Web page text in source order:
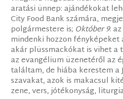
aratási ünnep: ajándékokat
City Food Bank számára,
polgármestere is; Október 9.
mindenki hozzon fényképeket
akár plüssmackókat is vihet a
az evangélium üzenetéről az
találtam, de hiába kerestem a
szavakat, azok is makacsul
zene, vers, jótékonyság,